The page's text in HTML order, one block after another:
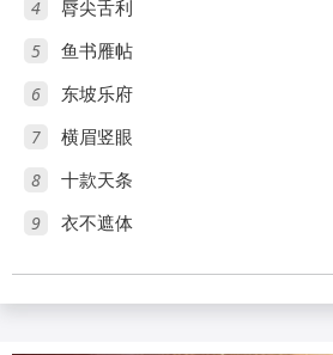
4 脣尖舌利
5 鱼书雁帖
6 东坡乐府
7 横眉竖眼
8 十款天条
9 衣不遮体